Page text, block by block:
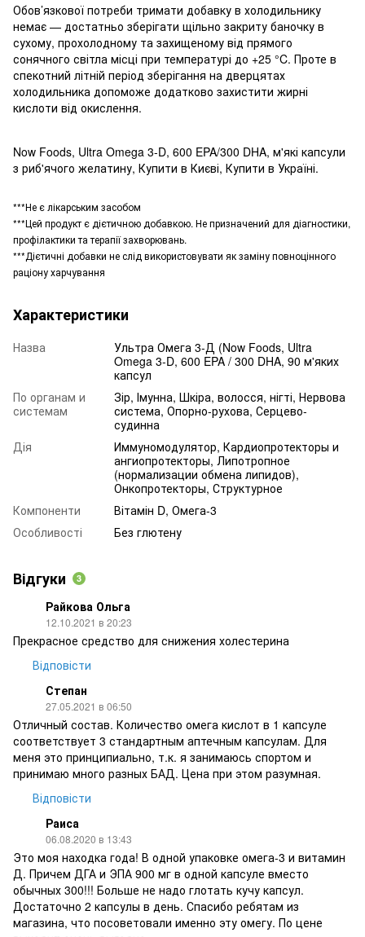
Обов’язкової потреби тримати добавку в холодильнику
немає — достатньо зберігати щільно закриту баночку в
сухому, прохолодному та захищеному від прямого
сонячного світла місці при температурі до +25 °C. Проте в
спекотний літній період зберігання на дверцятах
холодильника допоможе додатково захистити жирні
кислоти від окислення.
Now Foods, Ultra Omega 3-D, 600 EPA/300 DHA, м'які капсули
з риб'ячого желатину, Купити в Києві, Купити в Україні.
***Не є лікарським засобом
***Цей продукт є дієтичною добавкою. Не призначений для діагностики,
профілактики та терапії захворювань.
***Дієтичні добавки не слід використовувати як заміну повноцінного
раціону харчування
Характеристики
Назва
Ультра Омега 3-Д (Now Foods, Ultra
Omega 3-D, 600 EPA / 300 DHA, 90 м'яких
капсул
По органам и
системам
Зір, Імунна, Шкіра, волосся, нігті, Нервова
система, Опорно-рухова, Серцево-
судинна
Дія
Иммуномодулятор, Кардиопротекторы и
ангиопротекторы, Липотропное
(нормализации обмена липидов),
Онкопротекторы, Структурное
Компоненти
Вітамін D, Омега-3
Особливості
Без глютену
Відгуки 3
Райкова Ольга
12.10.2021 в 20:23
Прекрасное средство для снижения холестерина
Відповісти
Степан
27.05.2021 в 06:50
Отличный состав. Количество омега кислот в 1 капсуле
соответствует 3 стандартным аптечным капсулам. Для
меня это принципиально, т.к. я занимаюсь спортом и
принимаю много разных БАД. Цена при этом разумная.
Відповісти
Раиса
06.08.2020 в 13:43
Это моя находка года! В одной упаковке омега-3 и витамин
Д. Причем ДГА и ЭПА 900 мг в одной капсуле вместо
обычных 300!!! Больше не надо глотать кучу капсул.
Достаточно 2 капсулы в день. Спасибо ребятам из
магазина, что посоветовали именно эту омегу. По цене